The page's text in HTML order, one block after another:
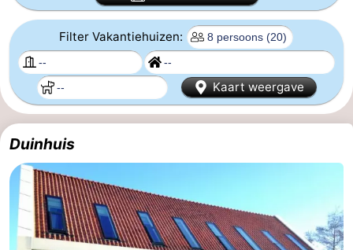
Port
Greve
Zeeuwse
Kust
Bed
(&
breakfasts)
Campings
Hotels
Vakantiehuizen
Buitenheem
Filter Vakantiehuizen:
Kaart weergave
Duinhuis